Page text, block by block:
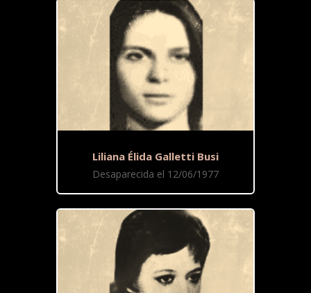
Liliana Élida Galletti Busi
Desaparecida el 12/06/1977